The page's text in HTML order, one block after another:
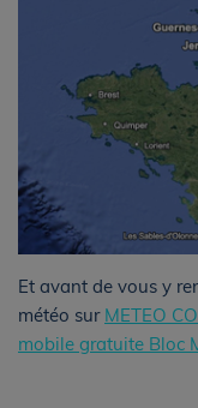
Et avant de vous y
météo sur METEO
mobile gratuite Bloc